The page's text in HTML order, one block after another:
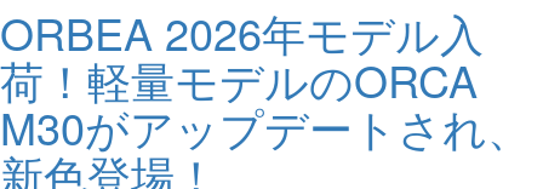
ORBEA 2026年モデル入
荷！軽量モデルのORCA
M30がアップデートされ、
新色登場！